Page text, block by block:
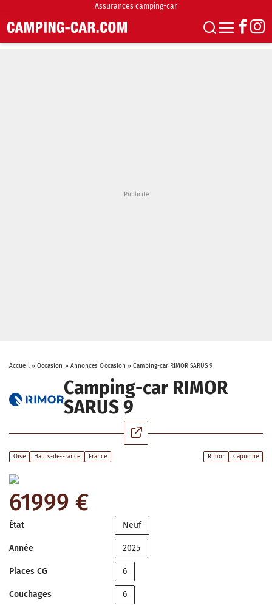
Assurances camping-car
Accueil» Occasion » Annonces Occasion »Camping-car RIMOR SARUS 9
Camping-car RIMOR
SARUS 9
Oise Hauts-de-France France Rimor Capucine
61999 €
État Neuf
Année 2025
Places CG 6
Couchages 6